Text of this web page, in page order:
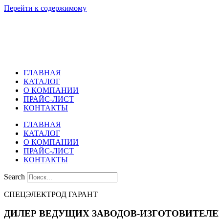
Перейти к содержимому
ГЛАВНАЯ
КАТАЛОГ
О КОМПАНИИ
ПРАЙС-ЛИСТ
КОНТАКТЫ
ГЛАВНАЯ
КАТАЛОГ
О КОМПАНИИ
ПРАЙС-ЛИСТ
КОНТАКТЫ
Search
СПЕЦЭЛЕКТРОД ГАРАНТ
ДИЛЕР ВЕДУЩИХ ЗАВОДОВ-